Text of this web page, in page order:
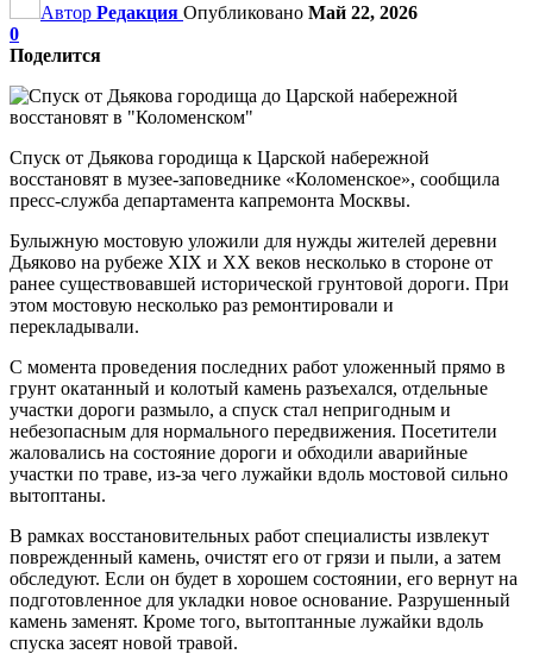
Автор Редакция Опубликовано Май 22, 2026
0
Поделится
Спуск от Дьякова городища к Царской набережной
восстановят в музее-заповеднике «Коломенское», сообщила
пресс-служба департамента капремонта Москвы.
Булыжную мостовую уложили для нужды жителей деревни
Дьяково на рубеже XIX и ХХ веков несколько в стороне от
ранее существовавшей исторической грунтовой дороги. При
этом мостовую несколько раз ремонтировали и
перекладывали.
С момента проведения последних работ уложенный прямо в
грунт окатанный и колотый камень разъехался, отдельные
участки дороги размыло, а спуск стал непригодным и
небезопасным для нормального передвижения. Посетители
жаловались на состояние дороги и обходили аварийные
участки по траве, из-за чего лужайки вдоль мостовой сильно
вытоптаны.
В рамках восстановительных работ специалисты извлекут
поврежденный камень, очистят его от грязи и пыли, а затем
обследуют. Если он будет в хорошем состоянии, его вернут на
подготовленное для укладки новое основание. Разрушенный
камень заменят. Кроме того, вытоптанные лужайки вдоль
спуска засеят новой травой.